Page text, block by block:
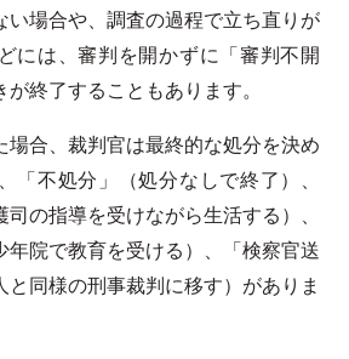
い場合や、調査の過程で立ち直りが
には、審判を開かずに「審判不開
終了することもあります。
場合、裁判官は最終的な処分を決め
「不処分」（処分なしで終了）、
司の指導を受けながら生活する）、
年院で教育を受ける）、「検察官送
同様の刑事裁判に移す）がありま